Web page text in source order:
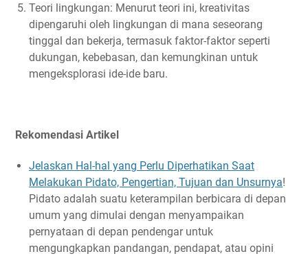
Teori lingkungan: Menurut teori ini, kreativitas
dipengaruhi oleh lingkungan di mana seseorang
tinggal dan bekerja, termasuk faktor-faktor seperti
dukungan, kebebasan, dan kemungkinan untuk
mengeksplorasi ide-ide baru.
Rekomendasi Artikel
Jelaskan Hal-hal yang Perlu Diperhatikan Saat
Melakukan Pidato, Pengertian, Tujuan dan Unsurnya!
Pidato adalah suatu keterampilan berbicara di depan
umum yang dimulai dengan menyampaikan
pernyataan di depan pendengar untuk
mengungkapkan pandangan, pendapat, atau opini